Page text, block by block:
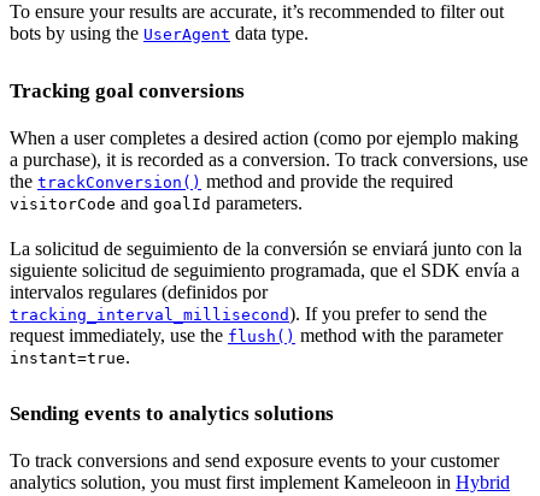
To ensure your results are accurate, it’s recommended to filter out
bots by using the UserAgent data type.
Tracking goal conversions
When a user completes a desired action (como por ejemplo making
a purchase), it is recorded as a conversion. To track conversions, use
the trackConversion() method and provide the required
visitorCode and goalId parameters.
La solicitud de seguimiento de la conversión se enviará junto con la
siguiente solicitud de seguimiento programada, que el SDK envía a
intervalos regulares (definidos por
tracking_interval_millisecond). If you prefer to send the
request immediately, use the flush() method with the parameter
instant=true.
Sending events to analytics solutions
To track conversions and send exposure events to your customer
analytics solution, you must first implement Kameleoon in Hybrid